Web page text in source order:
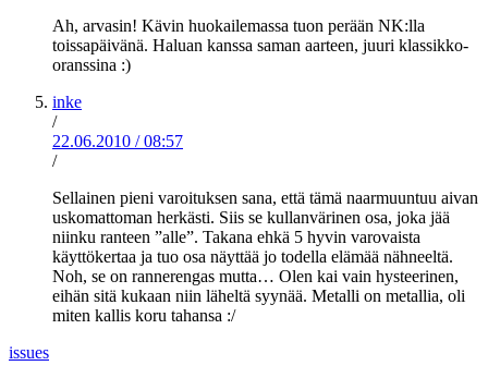
Ah, arvasin! Kävin huokailemassa tuon perään NK:lla
toissapäivänä. Haluan kanssa saman aarteen, juuri klassikko-
oranssina :)
inke
/
22.06.2010 / 08:57
/
Sellainen pieni varoituksen sana, että tämä naarmuuntuu aivan
uskomattoman herkästi. Siis se kullanvärinen osa, joka jää
niinku ranteen ”alle”. Takana ehkä 5 hyvin varovaista
käyttökertaa ja tuo osa näyttää jo todella elämää nähneeltä.
Noh, se on rannerengas mutta… Olen kai vain hysteerinen,
eihän sitä kukaan niin läheltä syynää. Metalli on metallia, oli
miten kallis koru tahansa :/
issues